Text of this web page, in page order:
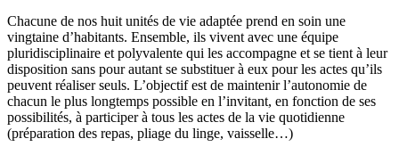
Chacune de nos huit unités de vie adaptée prend en soin une
vingtaine d’habitants. Ensemble, ils vivent avec une équipe
pluridisciplinaire et polyvalente qui les accompagne et se tient à leur
disposition sans pour autant se substituer à eux pour les actes qu’ils
peuvent réaliser seuls. L’objectif est de maintenir l’autonomie de
chacun le plus longtemps possible en l’invitant, en fonction de ses
possibilités, à participer à tous les actes de la vie quotidienne
(préparation des repas, pliage du linge, vaisselle…)